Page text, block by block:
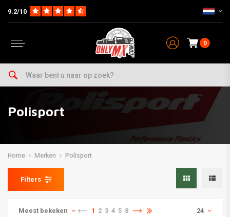
9.2/10
0
Polisport
Home Merken Polisport
Filters
Meest bekeken 1 2 3 4 5 8 24